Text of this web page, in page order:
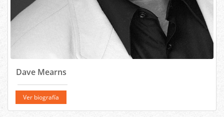
Dave Mearns
Ver biografía